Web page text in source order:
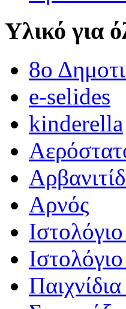
Υλικό για
8ο
e-selides
kinderella
Αρνός